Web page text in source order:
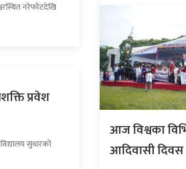
नरेफाँटदेखि
प्रवेश
सुधारको
आज विश्वका
आदिवासी दिवस